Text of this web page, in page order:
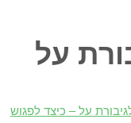
על